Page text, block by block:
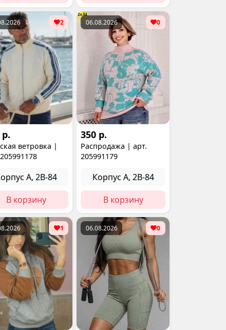
2
ветровка |
А, 2В-84
В корзину
06.08.2026 0
350 р.
Распродажа | арт.
205991179
Корпус А, 2В-84
В корзину
1 06.08.2026 0